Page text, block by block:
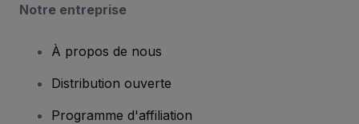
Notre entreprise
À propos de nous
Distribution ouverte
Programme d'affiliation